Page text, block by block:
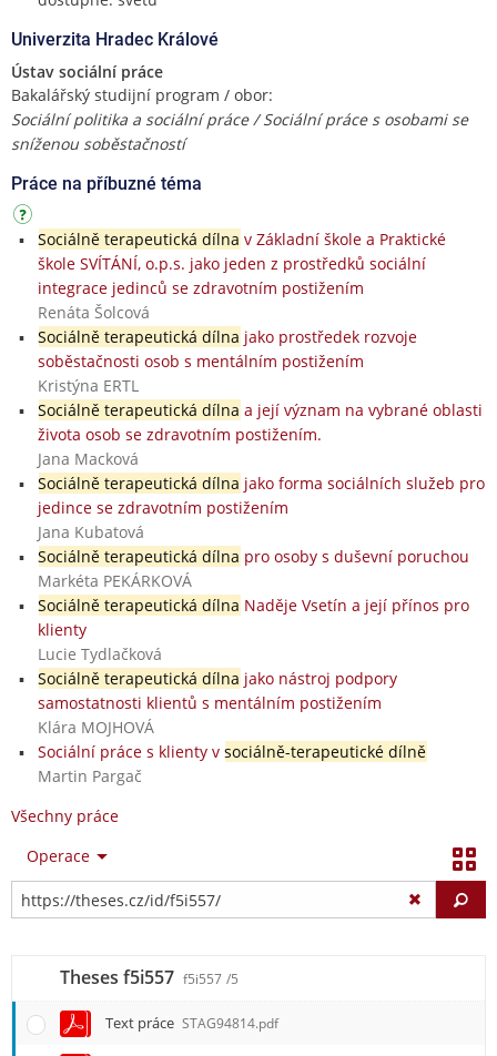
Univerzita Hradec Králové
Ústav sociální práce
Bakalářský studijní program / obor:
Sociální politika a sociální práce / Sociální práce s osobami se
sníženou soběstačností
Práce na příbuzné téma
Sociálně terapeutická dílna v Základní škole a Praktické
škole SVÍTÁNÍ, o.p.s. jako jeden z prostředků sociální
integrace jedinců se zdravotním postižením
Renáta Šolcová
Sociálně terapeutická dílna jako prostředek rozvoje
soběstačnosti osob s mentálním postižením
Kristýna ERTL
Sociálně terapeutická dílna a její význam na vybrané oblasti
života osob se zdravotním postižením.
Jana Macková
Sociálně terapeutická dílna jako forma sociálních služeb pro
jedince se zdravotním postižením
Jana Kubatová
Sociálně terapeutická dílna pro osoby s duševní poruchou
Markéta PEKÁRKOVÁ
Sociálně terapeutická dílna Naděje Vsetín a její přínos pro
klienty
Lucie Tydlačková
Sociálně terapeutická dílna jako nástroj podpory
samostatnosti klientů s mentálním postižením
Klára MOJHOVÁ
Sociální práce s klienty vsociálně-terapeutické dílně
Martin Pargač
Všechny práce
Operace
Theses f5i557 f5i557 /5
Text práce STAG94814.pdf